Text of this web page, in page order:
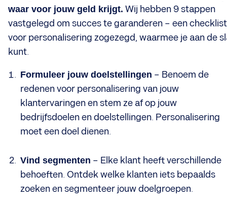
waar voor jouw geld krijgt. Wij hebben 9 stappen
vastgelegd om succes te garanderen – een checklist
voor personalisering zogezegd, waarmee je aan de
kunt.
Formuleer jouw doelstellingen – Benoem de
redenen voor personalisering van jouw
klantervaringen en stem ze af op jouw
bedrijfsdoelen en doelstellingen. Personalisering
moet een doel dienen.
Vind segmenten – Elke klant heeft verschillende
behoeften. Ontdek welke klanten iets bepaalds
zoeken en segmenteer jouw doelgroepen.